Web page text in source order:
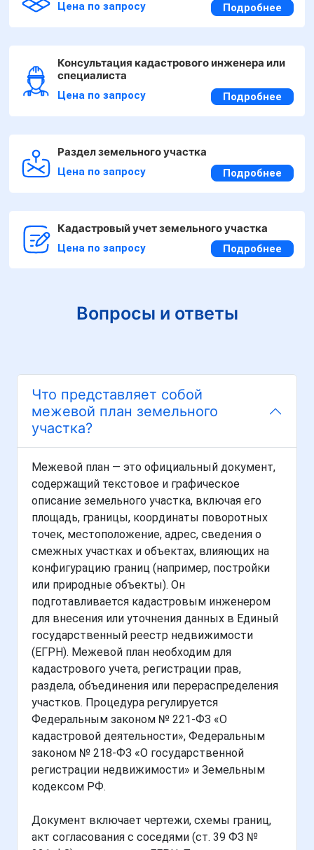
Цена по запросу Подробнее
Консультация кадастрового инженера или
специалиста
Цена по запросу Подробнее
Раздел земельного участка
Цена по запросу Подробнее
Кадастровый учет земельного участка
Цена по запросу Подробнее
Вопросы и ответы
Что представляет собой
межевой план земельного
участка?
Межевой план — это официальный документ,
содержащий текстовое и графическое
описание земельного участка, включая его
площадь, границы, координаты поворотных
точек, местоположение, адрес, сведения о
смежных участках и объектах, влияющих на
конфигурацию границ (например, постройки
или природные объекты). Он
подготавливается кадастровым инженером
для внесения или уточнения данных в Единый
государственный реестр недвижимости
(ЕГРН). Межевой план необходим для
кадастрового учета, регистрации прав,
раздела, объединения или перераспределения
участков. Процедура регулируется
Федеральным законом № 221-ФЗ «О
кадастровой деятельности», Федеральным
законом № 218-ФЗ «О государственной
регистрации недвижимости» и Земельным
кодексом РФ.
Документ включает чертежи, схемы границ,
акт согласования с соседями (ст. 39 ФЗ №